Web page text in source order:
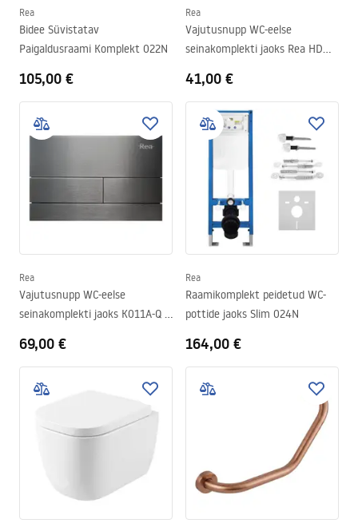
Rea
Bidee Süvistatav
Paigaldusraami Komplekt 022N
105,00 €
Rea
Vajutusnupp WC-eelse
seinakomplekti jaoks Rea HD
41,00 €
Rea
Vajutusnupp WC-eelse
seinakomplekti jaoks K011A-Q ja
69,00 €
Rea
Raamikomplekt peidetud WC-
pottide jaoks Slim 024N
164,00 €